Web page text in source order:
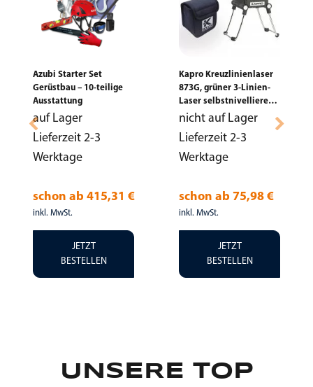
Azubi Starter Set
Gerüstbau – 10-teilige
Ausstattung
auf Lager
Lieferzeit 2-3
Werktage
schon ab 415,31 €
inkl. MwSt.
JETZT
BESTELLEN
Kapro Kreuzlinienlaser
873G, grüner 3-Linien-
Laser selbstnivellierend
+ Tasche
nicht auf Lager
Lieferzeit 2-3
Werktage
schon ab 75,98 €
inkl. MwSt.
JETZT
BESTELLEN
UNSERE TOP